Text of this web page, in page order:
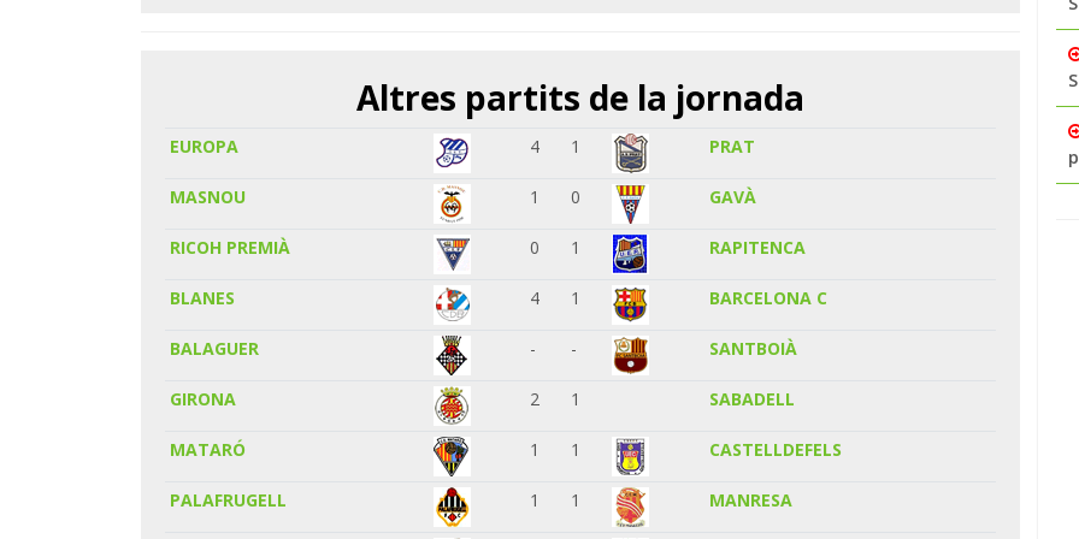
Altres partits de la jornada
EUROPA 4 1 PRAT
MASNOU 1 0 GAVÀ
RICOH PREMIÀ 0 1 RAPITENCA
BLANES 4 1 BARCELONA C
BALAGUER - - SANTBOIÀ
GIRONA 2 1 SABADELL
MATARÓ 1 1 CASTELLDEFELS
PALAFRUGELL 1 1 MANRESA